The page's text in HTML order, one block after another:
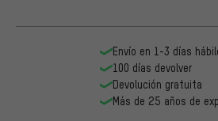
Envío en 1-3 días
100 días devolver
Devolución gratuita
Más de 25 años de